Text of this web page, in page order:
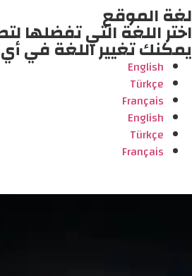
لغة الموقع
اختر اللغة التي تفضلها
يمكنك تغيير اللغة في
English
Türkçe
Français
English
Türkçe
Français